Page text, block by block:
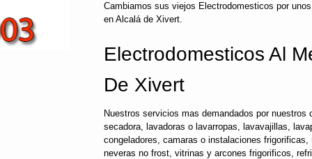
Cambiamos sus viejos Electrodomesticos por
en Alcalá de Xivert.
Electrodomesticos Al
De Xivert
Nuestros servicios mas demandados por nuestros
secadora, lavadoras o lavarropas, lavavajillas,
congeladores, camaras o instalaciones
neveras no frost, vitrinas y arcones frigorificos,